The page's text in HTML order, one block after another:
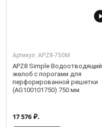
Артикул: APZ8-750M
APZ8 Simple Водоотводящий
желоб с порогами для
перфорированной решетки
(AG100101750) 750 мм
17 576 ₽.